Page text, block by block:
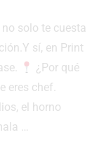
solo te cuesta
sí, en Print
¿Por qué
eres chef.
el horno
…